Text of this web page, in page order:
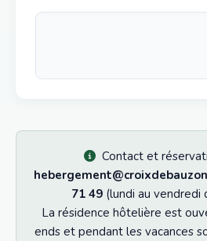
Contact et
71 49(lundi au vendredi
La résidence hôtelière est
ends et pendant les vacances